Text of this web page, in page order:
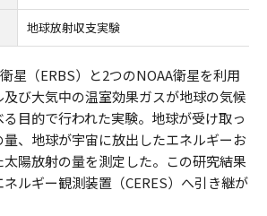
地球放射収支実験
星（ERBS）と2つのNOAA衛星を利用
及び大気中の温室効果ガスが地球の気候
目的で行われた実験。地球が受け取っ
、地球が宇宙に放出したエネルギーお
陽放射の量を測定した。この研究結果
ルギー観測装置（CERES）へ引き継が